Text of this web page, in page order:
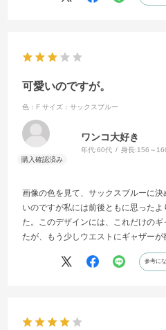
くなりました。丈は肩紐のところで
可愛いのですが。
色：F サイズ：サックスブルー
ワンコ大好き
年代:60代 身長:156～
画像の色を見て、サックスブルーに
いのですが私には前後ともに思った
た。このデザインには、これだけの
たが、もう少しウエストにギャザーが
参考に